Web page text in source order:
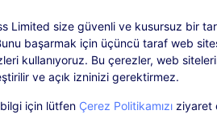
Plan Detayları
Paketi etkinleştirdikten sonra
Limited size güvenli ve kusursuz bir
başarmak için üçüncü taraf web
kullanıyoruz. Bu çerezler, web
ve açık izninizi gerektirmez.
için lütfen Çerez Politikamızı ziyaret